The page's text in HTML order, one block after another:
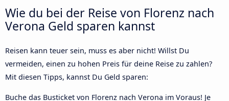
Wie du bei der Reise von Florenz nach
Verona Geld sparen kannst
Reisen kann teuer sein, muss es aber nicht! Willst Du
vermeiden, einen zu hohen Preis für deine Reise zu zahlen?
Mit diesen Tipps, kannst Du Geld sparen:
Buche das Busticket von Florenz nach Verona im Voraus! Je